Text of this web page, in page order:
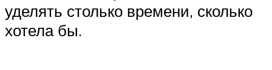
уделять столько времени, сколько
хотела бы.